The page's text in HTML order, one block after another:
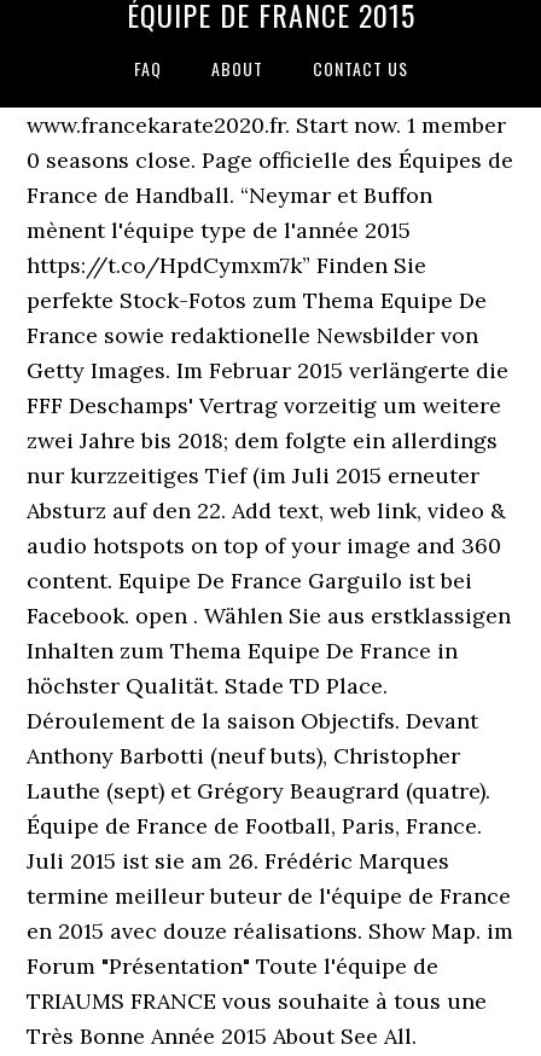
ÉQUIPE DE FRANCE 2015
FAQ ABOUT CONTACT US
www.francekarate2020.fr. Start now. 1 member
0 seasons close. Page officielle des Équipes de
France de Handball. “Neymar et Buffon
mènent l'équipe type de l'année 2015
https://t.co/HpdCymxm7k” Finden Sie
perfekte Stock-Fotos zum Thema Equipe De
France sowie redaktionelle Newsbilder von
Getty Images. Im Februar 2015 verlängerte die
FFF Deschamps' Vertrag vorzeitig um weitere
zwei Jahre bis 2018; dem folgte ein allerdings
nur kurzzeitiges Tief (im Juli 2015 erneuter
Absturz auf den 22. Add text, web link, video &
audio hotspots on top of your image and 360
content. Equipe De France Garguilo ist bei
Facebook. open . Wählen Sie aus erstklassigen
Inhalten zum Thema Equipe De France in
höchster Qualität. Stade TD Place.
Déroulement de la saison Objectifs. Devant
Anthony Barbotti (neuf buts), Christopher
Lauthe (sept) et Grégory Beaugrard (quatre).
Équipe de France de Football, Paris, France.
Juli 2015 ist sie am 26. Frédéric Marques
termine meilleur buteur de l'équipe de France
en 2015 avec douze réalisations. Show Map. im
Forum "Présentation" Toute l'équipe de
TRIAUMS FRANCE vous souhaite à tous une
Très Bonne Année 2015 About See All.